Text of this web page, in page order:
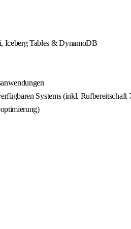
Iceberg Tables & DynamoDB
Systems (inkl. Rufbereitschaft